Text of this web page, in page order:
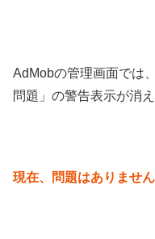
AdMobの管理画面では
問題」の警告表示が消
現在、問題はありません